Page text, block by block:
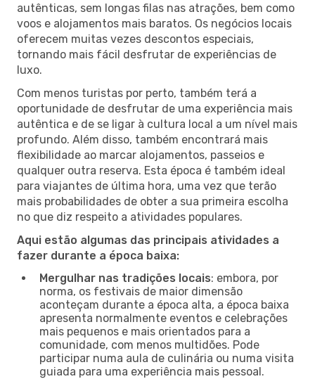
autênticas, sem longas filas nas atrações, bem como
voos e alojamentos mais baratos. Os negócios locais
oferecem muitas vezes descontos especiais,
tornando mais fácil desfrutar de experiências de
luxo.
Com menos turistas por perto, também terá a
oportunidade de desfrutar de uma experiência mais
autêntica e de se ligar à cultura local a um nível mais
profundo. Além disso, também encontrará mais
flexibilidade ao marcar alojamentos, passeios e
qualquer outra reserva. Esta época é também ideal
para viajantes de última hora, uma vez que terão
mais probabilidades de obter a sua primeira escolha
no que diz respeito a atividades populares.
Aqui estão algumas das principais atividades a
fazer durante a época baixa:
Mergulhar nas tradições locais: embora, por
norma, os festivais de maior dimensão
aconteçam durante a época alta, a época baixa
apresenta normalmente eventos e celebrações
mais pequenos e mais orientados para a
comunidade, com menos multidões. Pode
participar numa aula de culinária ou numa visita
guiada para uma experiência mais pessoal.